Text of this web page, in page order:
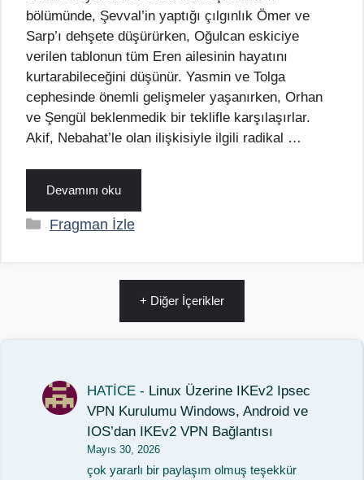
bölümünde, Şevval’in yaptığı çılgınlık Ömer ve
Sarp’ı dehşete düşürürken, Oğulcan eskiciye
verilen tablonun tüm Eren ailesinin hayatını
kurtarabileceğini düşünür. Yasmin ve Tolga
cephesinde önemli gelişmeler yaşanırken, Orhan
ve Şengül beklenmedik bir teklifle karşılaşırlar.
Akif, Nebahat’le olan ilişkisiyle ilgili radikal …
Devamını oku
Kategoriler
Fragman İzle
+ Diğer İçerikler
HATİCE - Linux Üzerine IKEv2 Ipsec
VPN Kurulumu Windows, Android ve
IOS’dan IKEv2 VPN Bağlantısı
Mayıs 30, 2026
çok yararlı bir paylaşım olmuş teşekkür